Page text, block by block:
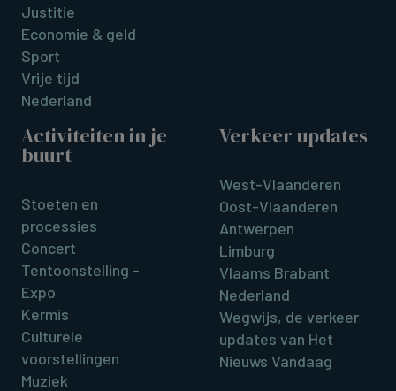
Justitie
Economie & geld
Sport
Vrije tijd
Nederland
Activiteiten in je
buurt
Stoeten en
processies
Concert
Tentoonstelling -
Expo
Kermis
Culturele
voorstellingen
Muziek
Verkeer updates
West-Vlaanderen
Oost-Vlaanderen
Antwerpen
Limburg
Vlaams Brabant
Nederland
Wegwijs, de verkeer
updates van Het
Nieuws Vandaag